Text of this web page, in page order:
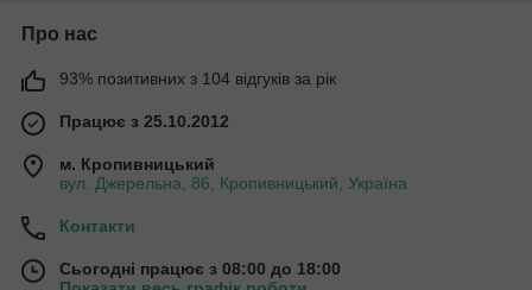
Про нас
93% позитивних з 104 відгуків за рік
Працює з 25.10.2012
м. Кропивницький
вул. Джерельна, 86, Кропивницький, Україна
Контакти
Сьогодні працює з 08:00 до 18:00